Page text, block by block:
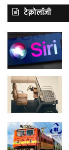
टेक्नोलॉजी